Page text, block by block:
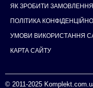
ЯК ЗРОБИТИ ЗАМОВЛЕННЯ
ПОЛІТИКА
УМОВИ ВИКОРИСТАННЯ
КАРТА САЙТУ
© 2011-2025